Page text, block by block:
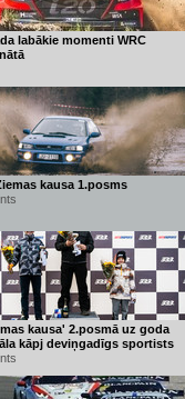
labākie momenti WRC
kausa 1.posms
kausa' 2.posmā uz goda
kāpj deviņgadīgs sportists